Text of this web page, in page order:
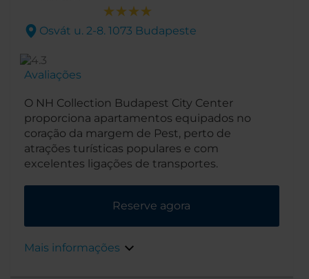
Osvát u. 2-8. 1073 Budapeste
Avaliações
O NH Collection Budapest City Center
proporciona apartamentos equipados no
coração da margem de Pest, perto de
atrações turísticas populares e com
excelentes ligações de transportes.
Reserve agora
Mais informações